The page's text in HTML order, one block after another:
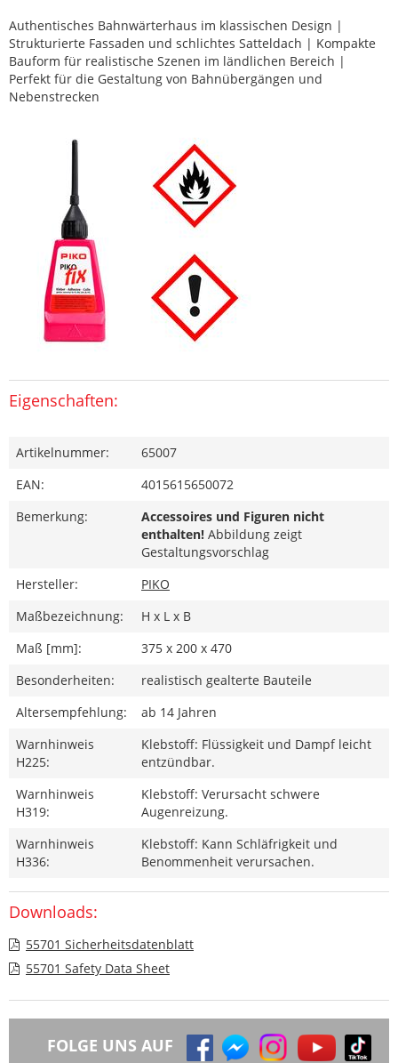
Authentisches Bahnwärterhaus im klassischen Design |
Strukturierte Fassaden und schlichtes Satteldach | Kompakte
Bauform für realistische Szenen im ländlichen Bereich |
Perfekt für die Gestaltung von Bahnübergängen und
Nebenstrecken
Eigenschaften:
Artikelnummer:
65007
EAN:
4015615650072
Bemerkung:
Accessoires und Figuren nicht
enthalten! Abbildung zeigt
Gestaltungsvorschlag
Hersteller:
PIKO
Maßbezeichnung:
H x L x B
Maß [mm]:
375 x 200 x 470
Besonderheiten:
realistisch gealterte Bauteile
Altersempfehlung:
ab 14 Jahren
Warnhinweis
H225:
Klebstoff: Flüssigkeit und Dampf leicht
entzündbar.
Warnhinweis
H319:
Klebstoff: Verursacht schwere
Augenreizung.
Warnhinweis
H336:
Klebstoff: Kann Schläfrigkeit und
Benommenheit verursachen.
Downloads:
55701 Sicherheitsdatenblatt
55701 Safety Data Sheet
FOLGE UNS AUF